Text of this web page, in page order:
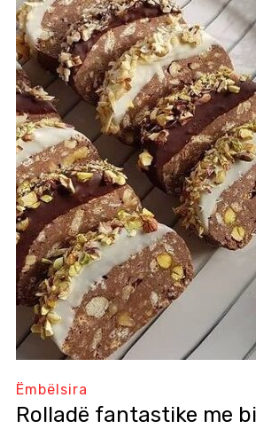
Ëmbëlsira
Rolladë fantastike me